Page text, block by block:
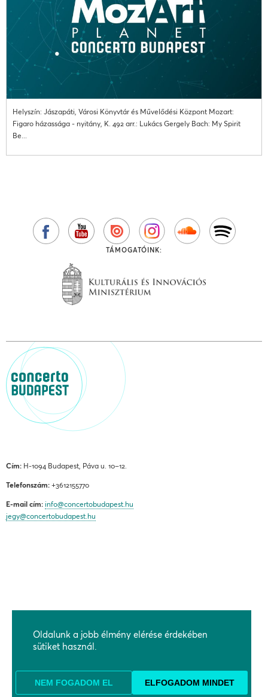
Helyszín: Jászapáti, Városi Könyvtár és Művelődési Központ Mozart:
Figaro házassága - nyitány, K. 492 arr.: Lukács Gergely Bach: My Spirit
Be...
TÁMOGATÓINK:
Cím: H-1094 Budapest, Páva u. 10–12.
Telefonszám: +3612155770
E-mail cím: info@concertobudapest.hu
jegy@concertobudapest.hu
ADATKEZELÉSI ÉS ADATVÉDELMI TÁJÉKOZTATÓ
BEJELENTÉSI RENDSZEREK
TÁMOGATÓK
PARTNEREK
Oldalunk a jobb élmény elérése érdekében
sütiket használ.
NEM FOGADOM EL ELFOGADOM MINDET